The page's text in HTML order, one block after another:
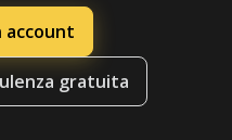
account
gratuita